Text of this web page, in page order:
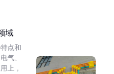
域
点和
气、
上，